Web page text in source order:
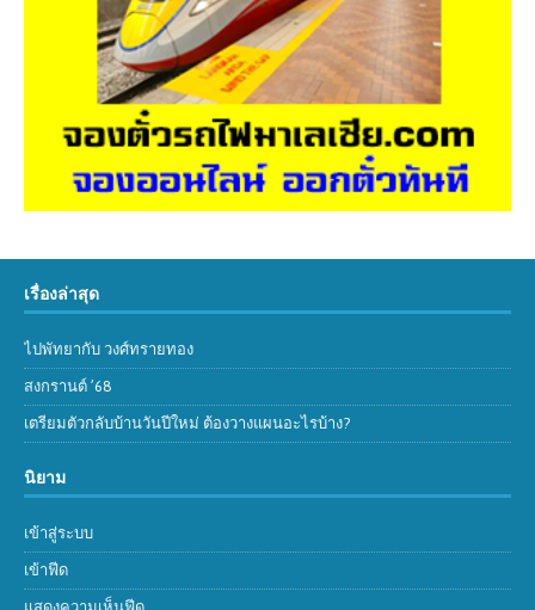
เรื่องล่าสุด
ไปพัทยากับ วงศ์ทรายทอง
สงกรานต์ ’68
เตรียมตัวกลับบ้านวันปีใหม่ ต้องวางแผนอะไรบ้าง?
นิยาม
เข้าสู่ระบบ
เข้าฟีด